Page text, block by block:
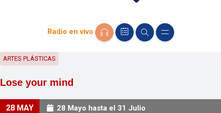
Radio en vivo
ARTES PLÁSTICAS
Lose your mind
28 MAY
28 Mayo hasta el 31 Julio